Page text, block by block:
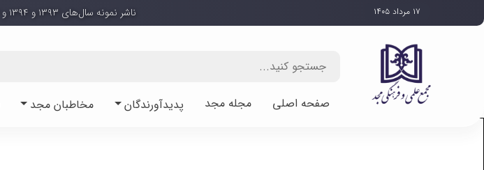
۱۷ مرداد ۱۴۰۵ ناشر نمونه سال‌های ۱۳۹۳ و ۱۳۹۴ و ۱۳۹۷ جمهوری اسلامی ایران
صفحه اصلی مجله مجد پدیدآورندگان مخاطبان مجد